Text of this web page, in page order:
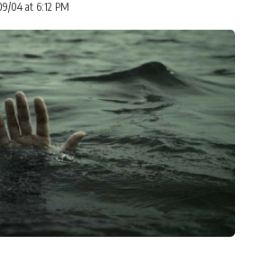
04 at 6:12 PM